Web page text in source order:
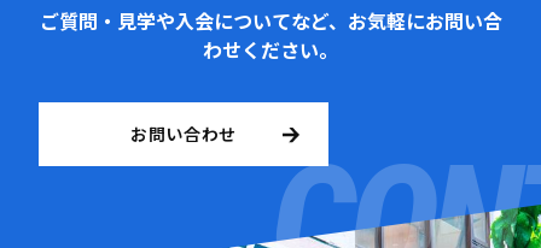
ご質問・見学や入会についてなど、お気軽にお問い合
わせください。
お問い合わせ